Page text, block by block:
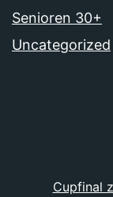
Senioren 30+
Uncategorized
Cupfinal